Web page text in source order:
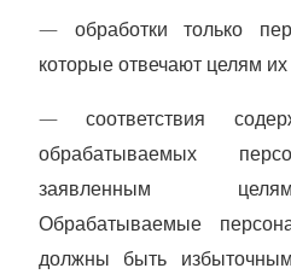
—
обработки только
которые отвечают целям их
—соответствия
обрабатываемых
заявленным
Обрабатываемые
должны быть